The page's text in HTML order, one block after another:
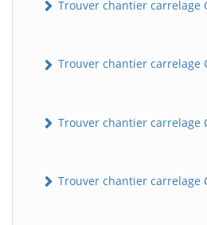
Trouver chantier carrelage
Trouver chantier carrelage
Trouver chantier carrelage
Trouver chantier carrelage
B BatiWebPro